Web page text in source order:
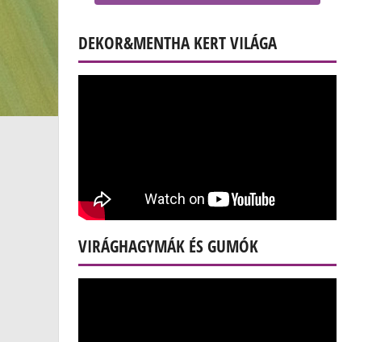
DEKOR&MENTHA KERT VILÁGA
VIRÁGHAGYMÁK ÉS GUMÓK